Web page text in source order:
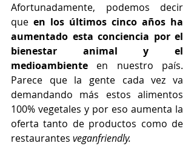
Afortunadamente, podemos decir
que en los últimos cinco años ha
aumentado esta conciencia por el
bienestar animal y el
medioambiente en nuestro país.
Parece que la gente cada vez va
demandando más estos alimentos
100% vegetales y por eso aumenta la
oferta tanto de productos como de
restaurantes veganfriendly.